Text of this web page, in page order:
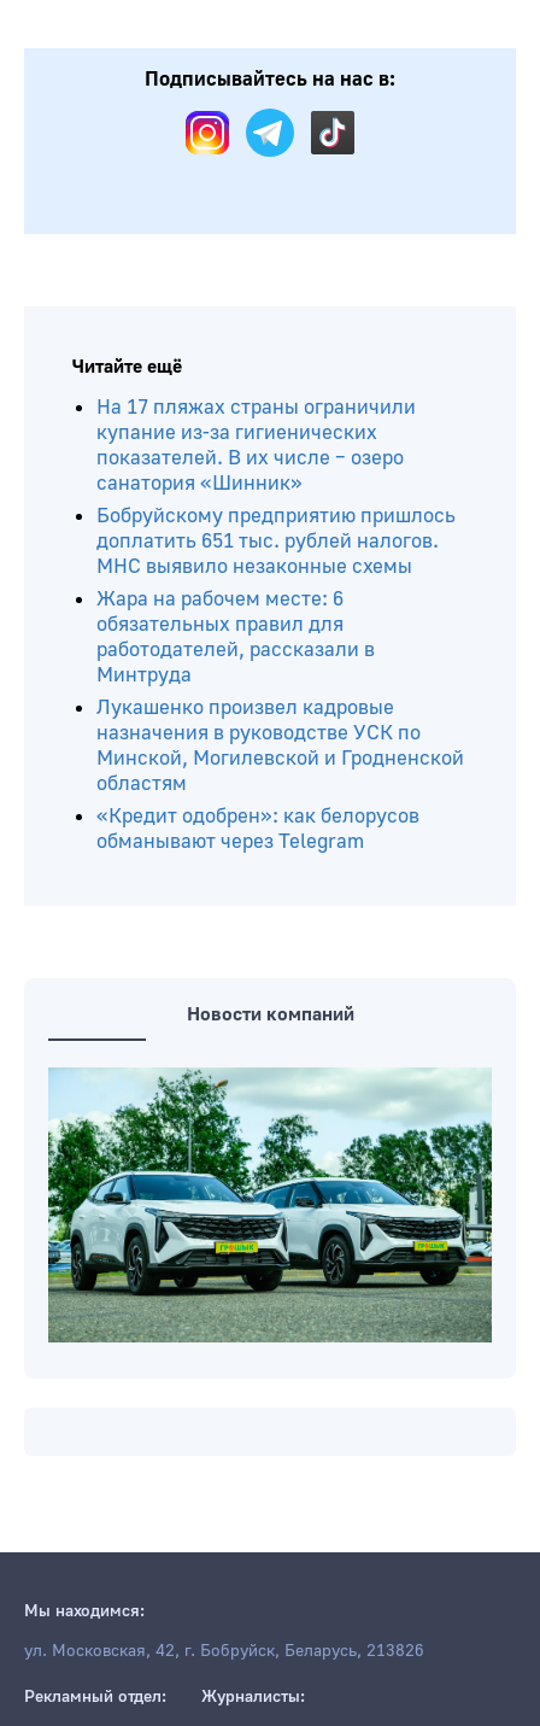
Подписывайтесь на нас в:
Читайте ещё
На 17 пляжах страны ограничили
купание из-за гигиенических
показателей. В их числе – озеро
санатория «Шинник»
Бобруйскому предприятию пришлось
доплатить 651 тыс. рублей налогов.
МНС выявило незаконные схемы
Жара на рабочем месте: 6
обязательных правил для
работодателей, рассказали в
Минтруда
обманывают через Telegram
Новости компаний